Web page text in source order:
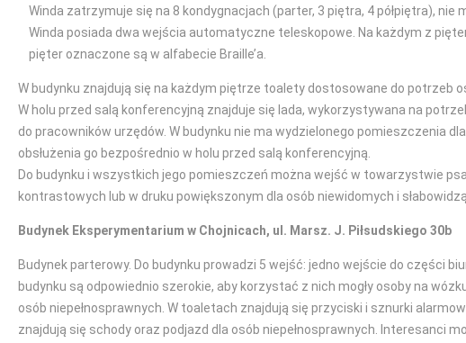
Winda zatrzymuje się na 8 kondygnacjach (parter, 3 piętra, 4 półpiętra),
Winda posiada dwa wejścia automatyczne teleskopowe. Na każdym z
pięter oznaczone są w alfabecie Braille’a.
W budynku znajdują się na każdym piętrze toalety dostosowane do potrzeb
W holu przed salą konferencyjną znajduje się lada, wykorzystywana na
do pracowników urzędów. W budynku nie ma wydzielonego pomieszczenia
obsłużenia go bezpośrednio w holu przed salą konferencyjną.
Do budynku i wszystkich jego pomieszczeń można wejść w towarzystwie
kontrastowych lub w druku powiększonym dla osób niewidomych i
Budynek Eksperymentarium w Chojnicach, ul. Marsz. J. Piłsudskiego 30b
Budynek parterowy. Do budynku prowadzi 5 wejść: jedno wejście do części
budynku są odpowiednio szerokie, aby korzystać z nich mogły osoby na
osób niepełnosprawnych. W toaletach znajdują się przyciski i sznurki
znajdują się schody oraz podjazd dla osób niepełnosprawnych. Interesanci